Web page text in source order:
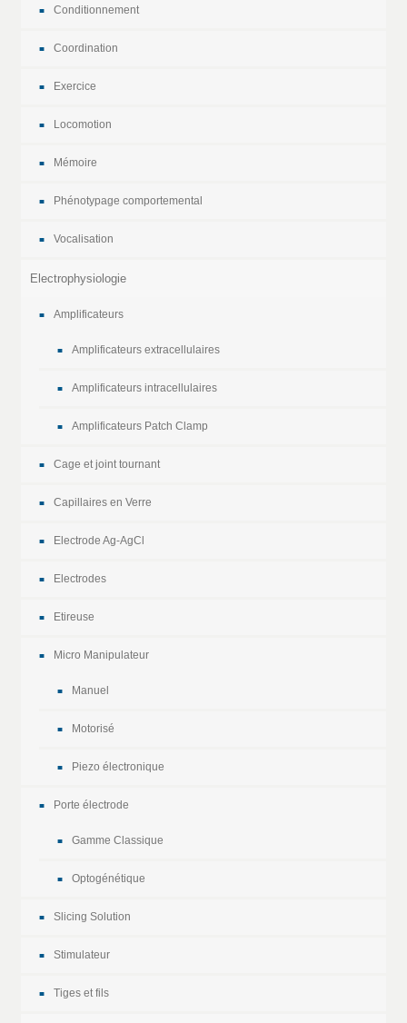
Conditionnement
Coordination
Exercice
Locomotion
Mémoire
Phénotypage comportemental
Vocalisation
Electrophysiologie
Amplificateurs
Amplificateurs extracellulaires
Amplificateurs intracellulaires
Amplificateurs Patch Clamp
Cage et joint tournant
Capillaires en Verre
Electrode Ag-AgCl
Electrodes
Etireuse
Micro Manipulateur
Manuel
Motorisé
Piezo électronique
Porte électrode
Gamme Classique
Optogénétique
Slicing Solution
Stimulateur
Tiges et fils